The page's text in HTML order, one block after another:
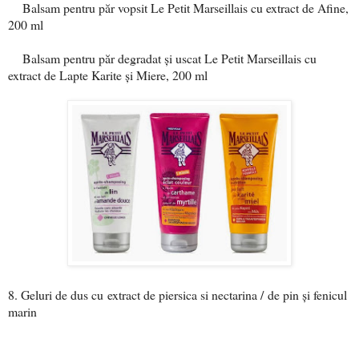
Balsam pentru păr vopsit Le Petit Marseillais cu extract de Afine,
200 ml
Balsam pentru păr degradat și uscat Le Petit Marseillais cu
extract de Lapte Karite și Miere, 200 ml
8. Geluri de dus cu extract de piersica si nectarina /de pin și fenicul
marin